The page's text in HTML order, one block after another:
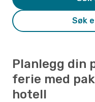
Søk
Planlegg din
ferie med
hotell